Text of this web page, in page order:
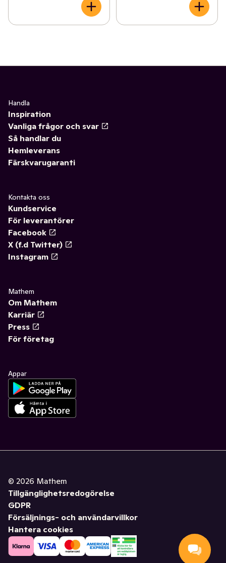
Handla
Inspiration
Vanliga frågor och svar
Så handlar du
Hemleverans
Färskvarugaranti
Kontakta oss
Kundservice
För leverantörer
Facebook
X (f.d Twitter)
Instagram
Mathem
Om Mathem
Karriär
Press
För företag
Appar
© 2026 Mathem
Tillgänglighetsredogörelse
GDPR
Försäljnings- och användarvillkor
Hantera cookies